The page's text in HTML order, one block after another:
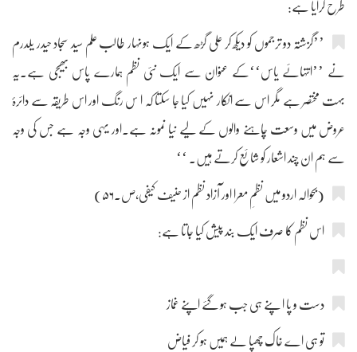
طرح کرایا ہے:
’’گزشتہ دو ترجموں کو دیکھ کر علی گڑھ کے ایک ہونہار طالب علم سید سجاد حیدر یلدرم
نے ’’انتہائے یاس‘‘کے عنوان سے ایک نئی نظم ہمارے پاس بھیجی ہے۔یہ
بہت مختصر ہے مگر اس سے انکار نہیں کیا جا سکتا کہ ا س رنگ اور اس طریقہ سے دائرۂ
عروض میں وسعت چاہنے والوں کے لیے نیا نمونہ ہے۔اور یہی وجہ ہے جس کی وجہ
سے ہم ان چند اشعار کو شائع کرتے ہیں۔ ‘‘
(بحوالہ اردو میں نظمِ معرا اور آزاد نظم از حنیف کیفی،ص۔۵۶)
اس نظم کا صرف ایک بند پیش کیا جاتا ہے:
دست و پا ا پنے ہی جب ہو گئے اپنے غماز
تو ہی اے خاک چھپا لے ہمیں ہو کر فیاض